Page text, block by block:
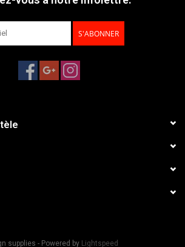
S'ABONNER
supplies - Powered by Lightspeed